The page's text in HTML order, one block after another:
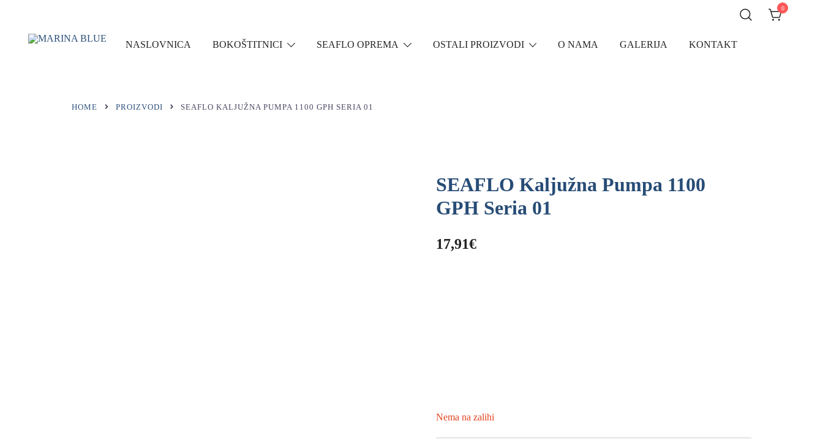
0
NASLOVNICA BOKOŠTITNICI SEAFLO OPREMA OSTALI PROIZVODI O NAMA GALERIJA KONTAKT
HOME PROIZVODI SEAFLO KALJUŽNA PUMPA 1100 GPH SERIA 01
SEAFLO Kaljužna Pumpa 1100
GPH Seria 01
17,91€
Nema na zalihi